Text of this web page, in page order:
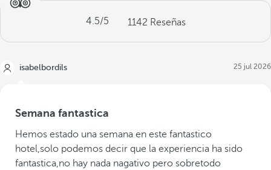
4.5/5 1142 Reseñas
isabelbordils 25 jul 2026
Semana fantastica
Hemos estado una semana en este fantastico
hotel,solo podemos decir que la experiencia ha sido
fantastica,no hay nada nagativo pero sobretodo